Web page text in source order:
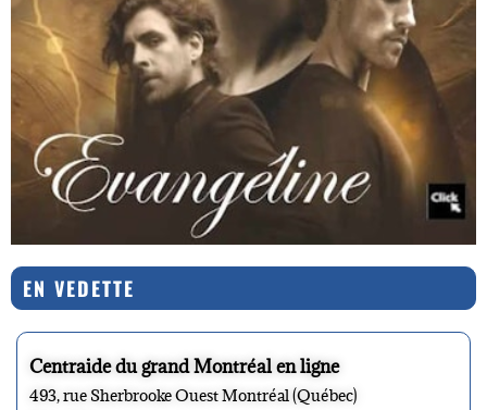
EN VEDETTE
Centraide du grand Montréal en ligne
493, rue Sherbrooke Ouest Montréal (Québec)